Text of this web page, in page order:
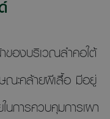
องบริเวณลำคอใต้
ณะคล้ายผีเสื้อ มีอยู่
การควบคุมการเผา